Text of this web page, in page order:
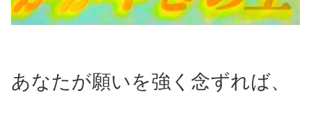
あなたが願いを強く念ずれば、